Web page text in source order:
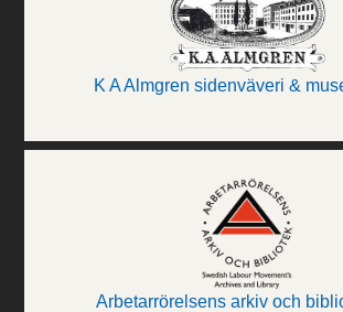
K A Almgren sidenväveri &
Arbetarrörelsens arkiv och